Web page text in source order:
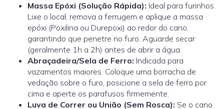
Massa Epóxi (Solução Rápida): Ideal para furinhos.
Lixe o local, remova a ferrugem e aplique a massa
epóxi (Poxilina ou Durepoxi) ao redor do cano,
garantindo que penetre no furo. Aguarde secar
(geralmente 1h a 2h) antes de abrir a água.
Abraçadeira/Sela de Ferro: Indicada para
vazamentos maiores. Coloque uma borracha de
vedação sobre o furo, posicione a sela de ferro por
cima e aperte os parafusos firmemente.
Luva de Correr ou União (Sem Rosca): Se o cano